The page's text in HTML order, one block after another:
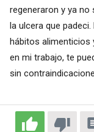
regeneraron y ya
la ulcera que
hábitos alimenticios
en mi trabajo, te
sin